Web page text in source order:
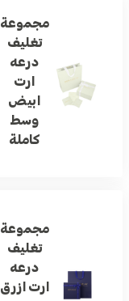
مجموعة
تغليف
درعه
ارت
ابيض
وسط
كاملة
مجموعة
تغليف
درعه
ارت ازرق